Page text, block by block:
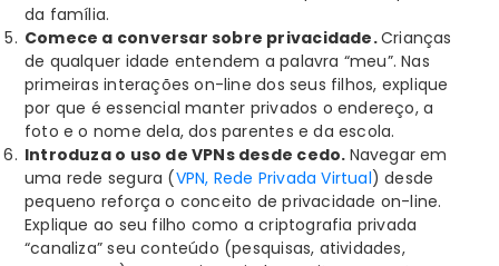
da família.
Comece a conversar sobre privacidade.Crianças
de qualquer idade entendem a palavra “meu”. Nas
primeiras interações on-line dos seus filhos, explique
por que é essencial manter privados o endereço, a
foto e o nome dela, dos parentes e da escola.
Introduza o uso de VPNs desde cedo. Navegar em
uma rede segura (VPN, Rede Privada Virtual) desde
pequeno reforça o conceito de privacidade on-line.
Explique ao seu filho como a criptografia privada
“canaliza” seu conteúdo (pesquisas, atividades,